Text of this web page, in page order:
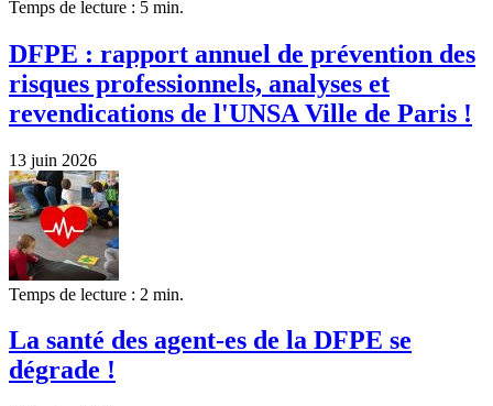
Temps de lecture : 5 min.
DFPE : rapport annuel de prévention des
risques professionnels, analyses et
revendications de l'UNSA Ville de Paris !
13 juin 2026
Temps de lecture : 2 min.
La santé des agent-es de la DFPE se
dégrade !